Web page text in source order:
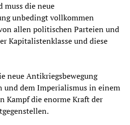
muss die neue
unbedingt vollkommen
allen politischen Parteien und
Kapitalistenklasse und diese
neue Antikriegsbewegung
dem Imperialismus in einem
Kampf die enorme Kraft der